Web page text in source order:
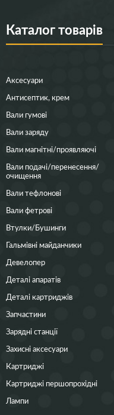
Каталог товарів
Аксесуари
Антисептик, крем
Вали гумові
Вали заряду
Вали магнітні/проявляючі
Вали подачі/перенесення/
очищення
Вали тефлонові
Вали фетрові
Втулки/Бушинги
Гальмівні майданчики
Девелопер
Деталі апаратів
Деталі картриджів
Запчастини
Зарядні станції
Захисні аксесуари
Картриджі
Картриджі першопрохідні
Лампи